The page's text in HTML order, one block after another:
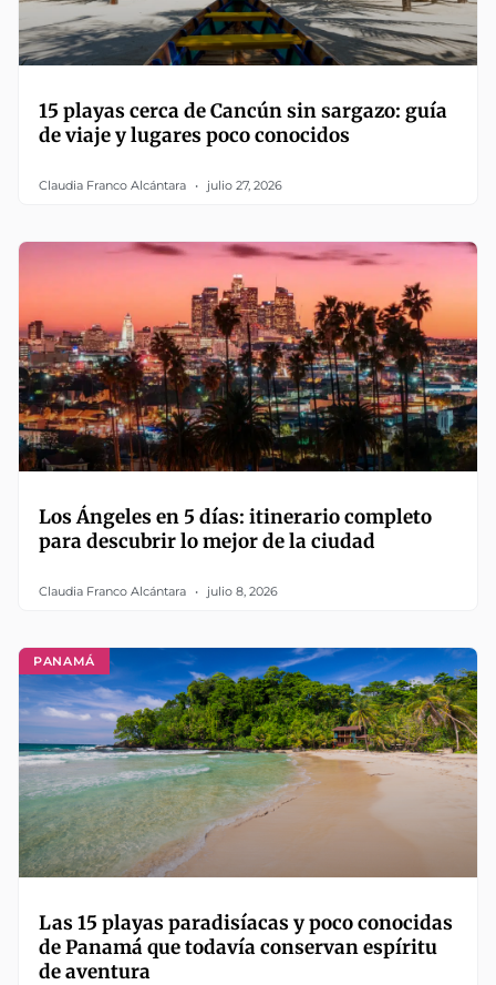
15 playas cerca de Cancún sin sargazo: guía
de viaje y lugares poco conocidos
Claudia Franco Alcántara julio 27, 2026
Los Ángeles en 5 días: itinerario completo
para descubrir lo mejor de la ciudad
Claudia Franco Alcántara julio 8, 2026
PANAMÁ
Las 15 playas paradisíacas y poco conocidas
de Panamá que todavía conservan espíritu
de aventura